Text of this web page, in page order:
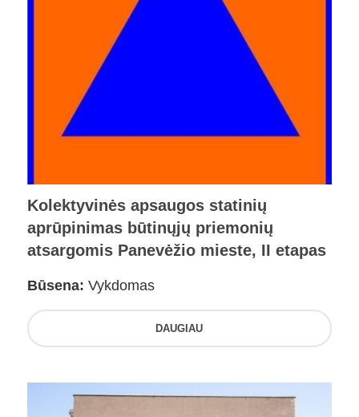
Kolektyvinės apsaugos statinių
aprūpinimas būtinųjų priemonių
atsargomis Panevėžio mieste, II etapas
Būsena: Vykdomas
DAUGIAU